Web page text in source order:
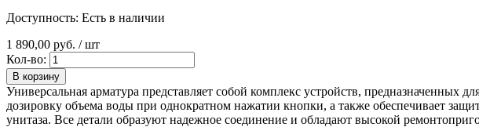
Доступность: Есть в наличии
1 890,00 руб. / шт
Кол-во:
В корзину
Универсальная арматура представляет собой комплекс устройств, предназначенных
дозировку объема воды при однократном нажатии кнопки, а также обеспечивает
унитаза. Все детали образуют надежное соединение и обладают высокой